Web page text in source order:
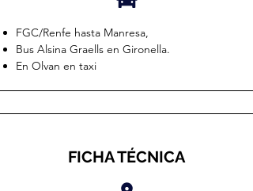
FGC/Renfe hasta Manresa,
Bus Alsina Graells en Gironella.
En Olvan en taxi
FICHA TÉCNICA